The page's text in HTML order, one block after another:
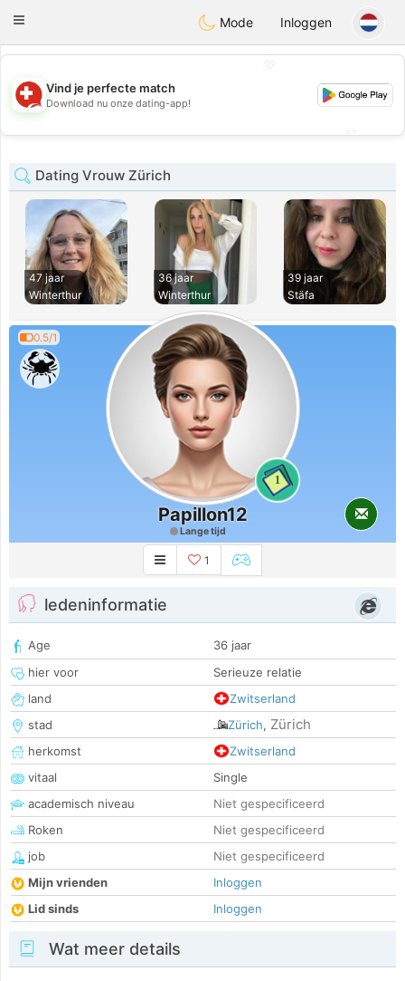
Suissi
Toggle
Mode Inloggen
💖
💕
Vind je perfecte match
Download nu onze dating-app!
Dating Vrouw Zürich
47 jaar
Winterthur
36 jaar
Winterthur
39 jaar
Stäfa
0.5/1
1
Papillon12
Lange tijd
1
ledeninformatie
Age
36 jaar
hier voor
Serieuze relatie
land
Zwitserland
stad
Zürich, Zürich
herkomst
Zwitserland
vitaal
Single
academisch niveau
Niet gespecificeerd
Roken
Niet gespecificeerd
job
Niet gespecificeerd
Mijn vrienden
Inloggen
Lid sinds
Inloggen
Wat meer details